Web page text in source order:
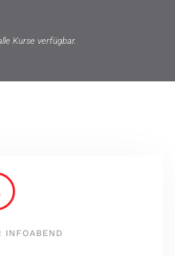
Kurse verfügbar.
INFOABEND